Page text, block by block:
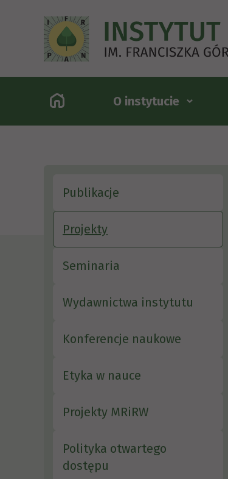
O instytucie
Publikacje
Projekty
Seminaria
Wydawnictwa instytutu
Konferencje naukowe
Etyka w nauce
Projekty MRiRW
Polityka otwartego
dostępu